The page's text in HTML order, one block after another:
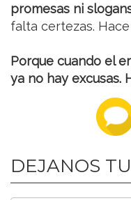
promesas ni
falta certezas.
Porque cuando el
ya no hay excusas.
DEJANOS